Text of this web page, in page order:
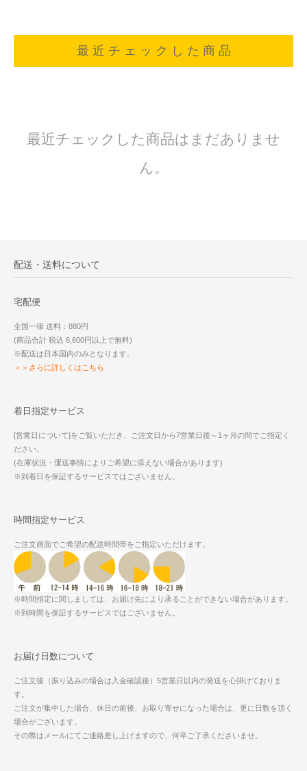
最 近 チ ェ ッ ク し た 商 品
最近チェックした商品はまだありませ
ん。
配送・送料について
宅配便
全国一律 送料：880円
(商品合計 税込 6,600円以上で無料)
※配送は日本国内のみとなります。
＞＞さらに詳しくはこちら
着日指定サービス
[営業日について]をご覧いただき、ご注文日から7営業日後～1ヶ月の間でご指定く
ださい。
(在庫状況・運送事情によりご希望に添えない場合があります)
※到着日を保証するサービスではございません。
時間指定サービス
ご注文画面でご希望の配送時間帯をご指定いただけます。
※時間指定に関しましては、お届け先により承ることができない場合があります。
※到時間を保証するサービスではございません。
お届け日数について
ご注文後（振り込みの場合は入金確認後）5営業日以内の発送を心掛けておりま
す。
ご注文が集中した場合、休日の前後、お取り寄せになった場合は、更に日数を頂く
場合がございます。
その際はメールにてご連絡差し上げますので、何卒ご了承くださいませ。